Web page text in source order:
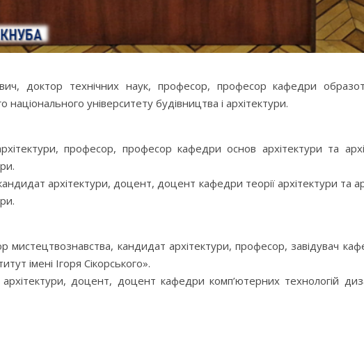
доктор технічних наук, професор, професор кафедри
національного університету будівництва і архітектури.
професор, професор кафедри основ архітектури та
архітектури, доцент, доцент кафедри теорії архітектури та
мистецтвознавства, кандидат архітектури, професор, завідувач
імені Ігоря Сікорського».
доцент, доцент кафедри комп’ютерних технологій